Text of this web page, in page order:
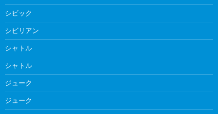
シビック
シビリアン
シャトル
シャトル
ジューク
ジューク